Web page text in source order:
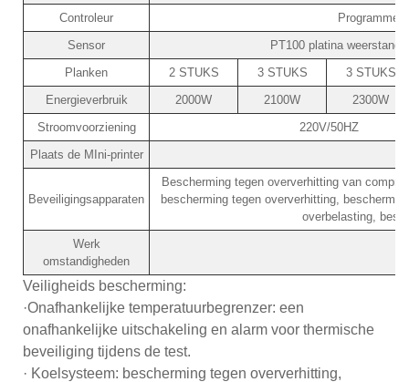
Controleur
Sensor
PT100 platina weerstand
Planken
2 STUKS 3 STUKS
3 STUKS
Energieverbruik
2000W 2100W
2300W
Stroomvoorziening
220V/50HZ
Plaats de MIni-printer
Beveiligingsapparaten
Bescherming tegen oververhitting van
bescherming tegen oververhitting,
overbelasting,
Werk
omstandigheden
Veiligheids bescherming:
·Onafhankelijke temperatuurbegrenzer: een
onafhankelijke uitschakeling en alarm voor thermische
beveiliging tijdens de test.
· Koelsysteem: bescherming tegen oververhitting,